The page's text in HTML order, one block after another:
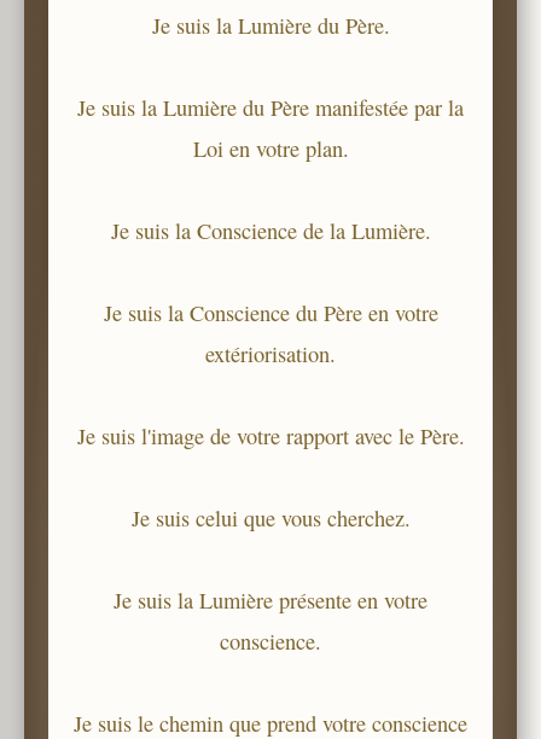
Je suis la Lumière du Père.
Je suis la Lumière du Père manifestée par la
Loi en votre plan.
Je suis la Conscience de la Lumière.
Je suis la Conscience du Père en votre
extériorisation.
Je suis l'image de votre rapport avec le Père.
Je suis celui que vous cherchez.
Je suis la Lumière présente en votre
conscience.
Je suis le chemin que prend votre conscience